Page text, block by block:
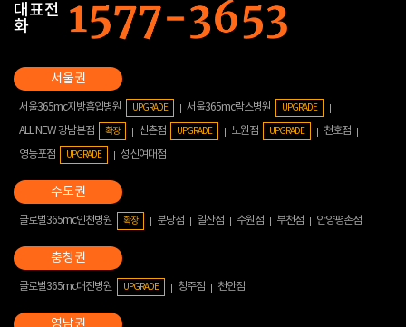
대표전
화
서울365mc지방흡입병원 UPGRADE 서울365mc람스병원 UPGRADE
ALL NEW 강남본점 확장 신촌점 UPGRADE 노원점 UPGRADE
천호점
영등포점
UPGRADE 성신여대점
글로벌365mc인천병원 확장 분당점 일산점 수원점 부천점 안양평촌점
글로벌365mc대전병원 UPGRADE 청주점 천안점